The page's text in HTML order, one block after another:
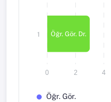
Öğr. Gör. Dr.
1
4
2
0
Öğr. Gör.